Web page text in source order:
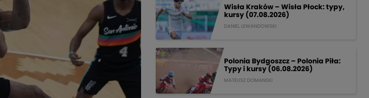
Wisła Kraków – Wisła Płock: typy,
kursy (07.08.2026)
DANIEL LEWANDOWSKI
Polonia Bydgoszcz – Polonia Piła:
Typy i kursy (06.08.2026)
MATEUSZ DOMANSKI